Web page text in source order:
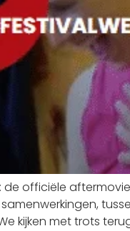
officiële
kijken met trots